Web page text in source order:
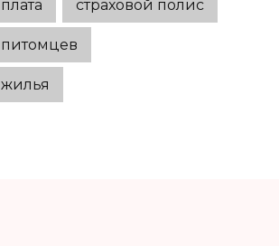
страховой полис
питомцев